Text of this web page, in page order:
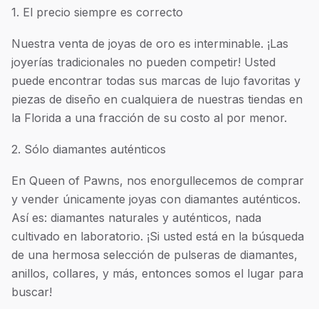
1. El precio siempre es correcto
Nuestra venta de joyas de oro es interminable. ¡Las
joyerías tradicionales no pueden competir! Usted
puede encontrar todas sus marcas de lujo favoritas y
piezas de diseño en cualquiera de nuestras tiendas en
la Florida a una fracción de su costo al por menor.
2. Sólo diamantes auténticos
En Queen of Pawns, nos enorgullecemos de comprar
y vender únicamente joyas con diamantes auténticos.
Así es: diamantes naturales y auténticos, nada
cultivado en laboratorio. ¡Si usted está en la búsqueda
de una hermosa selección de pulseras de diamantes,
anillos, collares, y más, entonces somos el lugar para
buscar!